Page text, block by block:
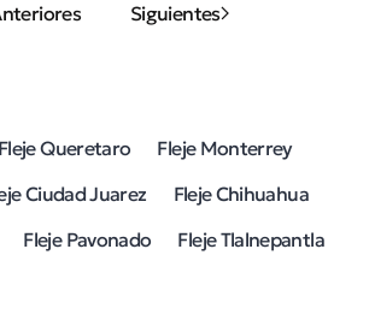
Siguientes
Fleje Queretaro
Fleje Monterrey
Ciudad Juarez
Fleje Chihuahua
Fleje Pavonado Fleje Tlalnepantla